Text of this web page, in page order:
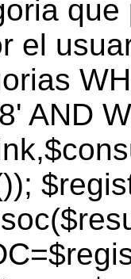
el
AND